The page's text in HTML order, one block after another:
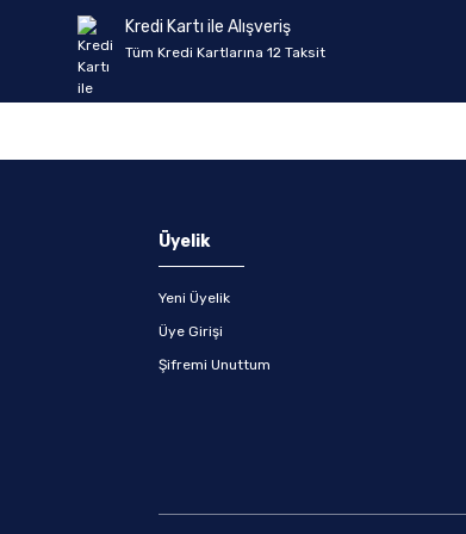
Kredi Kartı ile Alışveriş
Tüm Kredi Kartlarına 12 Taksit
Üyelik
Yeni Üyelik
Üye Girişi
Şifremi Unuttum